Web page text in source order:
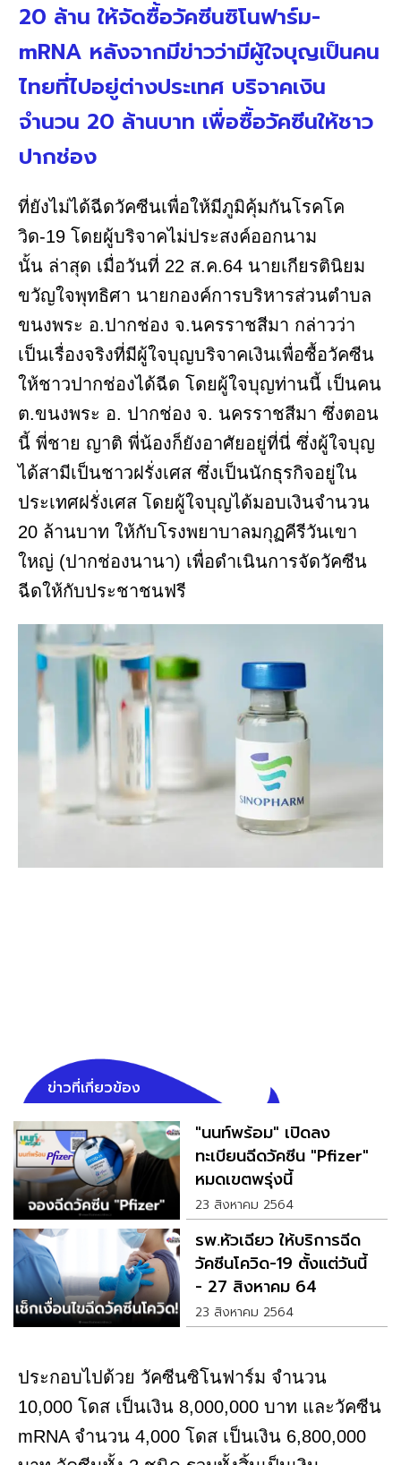
20 ล้าน ให้จัดซื้อวัคซีนซิโนฟาร์ม-
mRNA หลังจากมีข่าวว่ามีผู้ใจบุญเป็นคน
ไทยที่ไปอยู่ต่างประเทศ บริจาคเงิน
จำนวน 20 ล้านบาท เพื่อซื้อวัคซีนให้ชาว
ปากช่อง
ที่ยังไม่ได้ฉีดวัคซีนเพื่อให้มีภูมิคุ้มกันโรคโค
วิด-19 โดยผู้บริจาคไม่ประสงค์ออกนาม
นั้น ล่าสุด เมื่อวันที่ 22 ส.ค.64 นายเกียรตินิยม
ขวัญใจพุทธิศา นายกองค์การบริหารส่วนตำบล
ขนงพระ อ.ปากช่อง จ.นครราชสีมา กล่าวว่า
เป็นเรื่องจริงที่มีผู้ใจบุญบริจาคเงินเพื่อซื้อวัคซีน
ให้ชาวปากช่องได้ฉีด โดยผู้ใจบุญท่านนี้ เป็นคน
ต.ขนงพระ อ. ปากช่อง จ. นครราชสีมา ซึ่งตอน
นี้ พี่ชาย ญาติ พี่น้องก็ยังอาศัยอยู่ที่นี่ ซึ่งผู้ใจบุญ
ได้สามีเป็นชาวฝรั่งเศส ซึ่งเป็นนักธุรกิจอยู่ใน
ประเทศฝรั่งเศส โดยผู้ใจบุญได้มอบเงินจำนวน
20 ล้านบาท ให้กับโรงพยาบาลมกุฏคีรีวันเขา
ใหญ่ (ปากช่องนานา) เพื่อดำเนินการจัดวัคซีน
ฉีดให้กับประชาชนฟรี
ข่าวที่เกี่ยวข้อง
"นนท์พร้อม" เปิดลง
ทะเบียนฉีดวัคซีน "Pfizer"
หมดเขตพรุ่งนี้
23 สิงหาคม 2564
รพ.หัวเฉียว ให้บริการฉีด
วัคซีนโควิด-19 ตั้งแต่วันนี้
- 27 สิงหาคม 64
23 สิงหาคม 2564
ประกอบไปด้วย วัคซีนซิโนฟาร์ม จำนวน
10,000 โดส เป็นเงิน 8,000,000 บาท และวัคซีน
mRNA จำนวน 4,000 โดส เป็นเงิน 6,800,000